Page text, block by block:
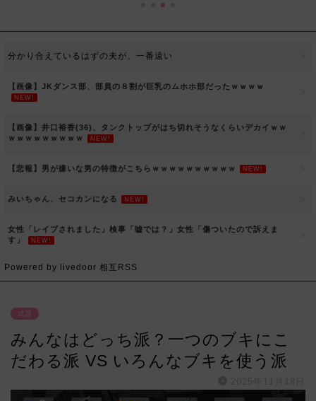
分かり合えているはずの夫が、一番遠い
【画像】JKダンス部、部員の８割が巨乳のムホホ部だったｗｗｗｗ
NEW!
【画像】井口裕香(36)、タンクトップがはち切れそうなくらいデカイｗｗ
ｗｗｗｗｗｗｗｗｗ
NEW!
【悲報】男が嫌いな男の特徴がこちらｗｗｗｗｗｗｗｗｗｗ NEW!
みいちゃん、セコカンになる NEW!
女性「レイプされました」検事「嘘では？」女性「傷ついたので訴えま
す」
NEW!
Powered by livedoor 相互RSS
武器
みんなはどっち派？一つのブキにこ
だわる派 VS いろんなブキを使う派